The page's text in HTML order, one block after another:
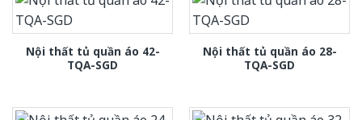
Nội thất tủ quần áo 42-
TQA-SGD
Nội thất tủ quần áo 28-
TQA-SGD